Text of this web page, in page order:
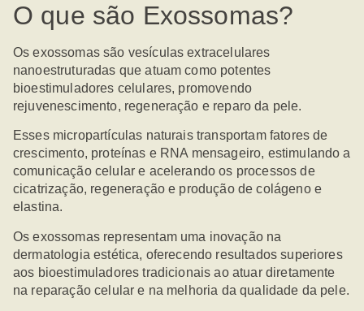
O que são Exossomas?
Os exossomas são vesículas extracelulares
nanoestruturadas que atuam como potentes
bioestimuladores celulares, promovendo
rejuvenescimento, regeneração e reparo da pele.
Esses micropartículas naturais transportam fatores de
crescimento, proteínas e RNA mensageiro, estimulando a
comunicação celular e acelerando os processos de
cicatrização, regeneração e produção de colágeno e
elastina.
Os exossomas representam uma inovação na
dermatologia estética, oferecendo resultados superiores
aos bioestimuladores tradicionais ao atuar diretamente
na reparação celular e na melhoria da qualidade da pele.